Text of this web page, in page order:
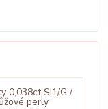
0,038ct SI1/G /
perly